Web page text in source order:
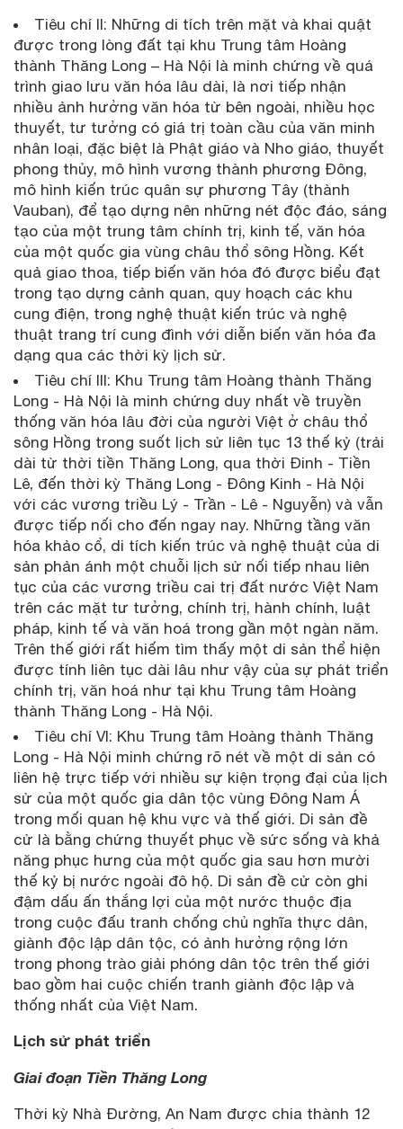
Tiêu chí II: Những di tích trên mặt và khai quật
được trong lòng đất tại khu Trung tâm Hoàng
thành Thăng Long – Hà Nội là minh chứng về quá
trình giao lưu văn hóa lâu dài, là nơi tiếp nhận
nhiều ảnh hưởng văn hóa từ bên ngoài, nhiều học
thuyết, tư tưởng có giá trị toàn cầu của văn minh
nhân loại, đặc biệt là Phật giáo và Nho giáo, thuyết
phong thủy, mô hình vương thành phương Đông,
mô hình kiến trúc quân sự phương Tây (thành
Vauban), để tạo dựng nên những nét độc đáo, sáng
tạo của một trung tâm chính trị, kinh tế, văn hóa
của một quốc gia vùng châu thổ sông Hồng. Kết
quả giao thoa, tiếp biến văn hóa đó được biểu đạt
trong tạo dựng cảnh quan, quy hoạch các khu
cung điện, trong nghệ thuật kiến trúc và nghệ
thuật trang trí cung đình với diễn biến văn hóa đa
dạng qua các thời kỳ lịch sử.
Tiêu chí III: Khu Trung tâm Hoàng thành Thăng
Long - Hà Nội là minh chứng duy nhất về truyền
thống văn hóa lâu đời của người Việt ở châu thổ
sông Hồng trong suốt lịch sử liên tục 13 thế kỷ (trải
dài từ thời tiền Thăng Long, qua thời Đinh - Tiền
Lê, đến thời kỳ Thăng Long - Đông Kinh - Hà Nội
với các vương triều Lý - Trần - Lê - Nguyễn) và vẫn
được tiếp nối cho đến ngay nay. Những tầng văn
hóa khảo cổ, di tích kiến trúc và nghệ thuật của di
sản phản ánh một chuỗi lịch sử nối tiếp nhau liên
tục của các vương triều cai trị đất nước Việt Nam
trên các mặt tư tưởng, chính trị, hành chính, luật
pháp, kinh tế và văn hoá trong gần một ngàn năm.
Trên thế giới rất hiếm tìm thấy một di sản thể hiện
được tính liên tục dài lâu như vậy của sự phát triển
chính trị, văn hoá như tại khu Trung tâm Hoàng
thành Thăng Long - Hà Nội.
Tiêu chí VI: Khu Trung tâm Hoàng thành Thăng
Long - Hà Nội minh chứng rõ nét về một di sản có
liên hệ trực tiếp với nhiều sự kiện trọng đại của lịch
sử của một quốc gia dân tộc vùng Đông Nam Á
trong mối quan hệ khu vực và thế giới. Di sản đề
cử là bằng chứng thuyết phục về sức sống và khả
năng phục hưng của một quốc gia sau hơn mười
thế kỷ bị nước ngoài đô hộ. Di sản đề cử còn ghi
đậm dấu ấn thắng lợi của một nước thuộc địa
trong cuộc đấu tranh chống chủ nghĩa thực dân,
giành độc lập dân tộc, có ảnh hưởng rộng lớn
trong phong trào giải phóng dân tộc trên thế giới
bao gồm hai cuộc chiến tranh giành độc lập và
thống nhất của Việt Nam.
Lịch sử phát triển
Giai đoạn Tiền Thăng Long
Thời kỳ Nhà Đường, An Nam được chia thành 12